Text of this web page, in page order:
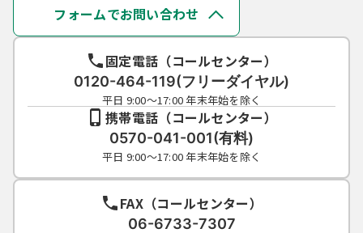
フォームでお問い合わせ
固定電話（コールセンター）
0120-464-119(フリーダイヤル)
平日 9:00～17:00 年末年始を除く
携帯電話（コールセンター）
0570-041-001(有料)
平日 9:00～17:00 年末年始を除く
FAX（コールセンター）
06-6733-7307